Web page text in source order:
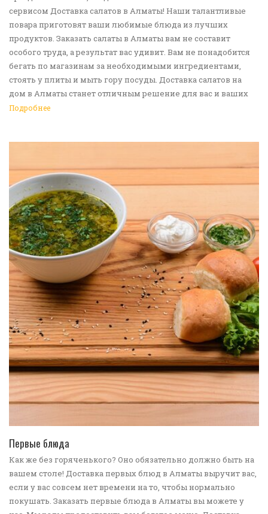
сервисом Доставка салатов в Алматы! Наши талантливые
повара приготовят ваши любимые блюда из лучших
продуктов. Заказать салаты в Алматы вам не составит
особого труда, а результат вас удивит. Вам не понадобится
бегать по магазинам за необходимыми ингредиентами,
стоять у плиты и мыть гору посуды. Доставка салатов на
дом в Алматы станет отличным решение для вас и ваших
родных, друзей. Ведь мы сами берем все хлопоты в свои
Подробнее
Первые блюда
Как же без горяченького? Оно обязательно должно быть на
вашем столе! Доставка первых блюд в Алматы выручит вас,
если у вас совсем нет времени на то, чтобы нормально
покушать. Заказать первые блюда в Алматы вы можете у